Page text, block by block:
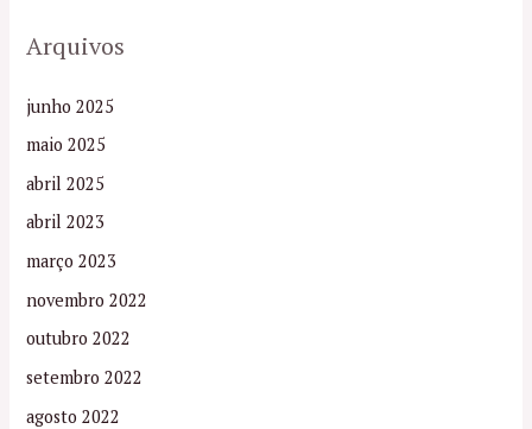
Arquivos
junho 2025
maio 2025
abril 2025
abril 2023
março 2023
novembro 2022
outubro 2022
setembro 2022
agosto 2022